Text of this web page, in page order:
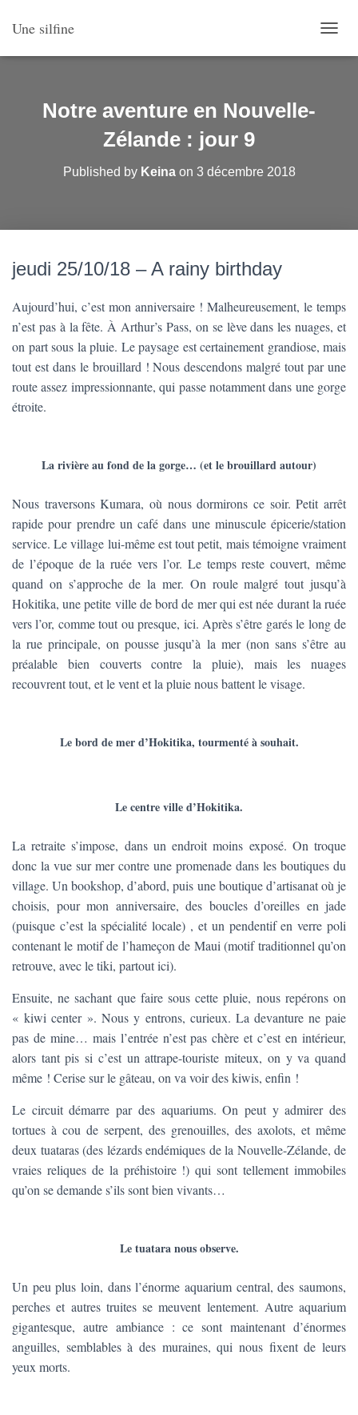
Une silfine
U
I
G
A
I
O
Notre aventure en Nouvelle-
Zélande : jour 9
Published by Keinaon 3 décembre 2018
jeudi 25/10/18 – A rainy birthday
Aujourd’hui, c’est mon anniversaire ! Malheureusement, le temps
n’est pas à la fête. À Arthur’s Pass, on se lève dans les nuages, et
on part sous la pluie. Le paysage est certainement grandiose, mais
tout est dans le brouillard ! Nous descendons malgré tout par une
route assez impressionnante, qui passe notamment dans une gorge
étroite.
La rivière au fond de la gorge… (et le brouillard autour)
Nous traversons Kumara, où nous dormirons ce soir. Petit arrêt
rapide pour prendre un café dans une minuscule épicerie/station
service. Le village lui-même est tout petit, mais témoigne vraiment
de l’époque de la ruée vers l’or. Le temps reste couvert, même
quand on s’approche de la mer. On roule malgré tout jusqu’à
Hokitika, une petite ville de bord de mer qui est née durant la ruée
vers l’or, comme tout ou presque, ici. Après s’être garés le long de
la rue principale, on pousse jusqu’à la mer (non sans s’être au
préalable bien couverts contre la pluie), mais les nuages
recouvrent tout, et le vent et la pluie nous battent le visage.
Le bord de mer d’Hokitika, tourmenté à souhait.
Le centre ville d’Hokitika.
La retraite s’impose, dans un endroit moins exposé. On troque
donc la vue sur mer contre une promenade dans les boutiques du
village. Un bookshop, d’abord, puis une boutique d’artisanat où je
choisis, pour mon anniversaire, des boucles d’oreilles en jade
(puisque c’est la spécialité locale) , et un pendentif en verre poli
contenant le motif de l’hameçon de Maui (motif traditionnel qu’on
retrouve, avec le tiki, partout ici).
Ensuite, ne sachant que faire sous cette pluie, nous repérons on
« kiwi center ». Nous y entrons, curieux. La devanture ne paie
pas de mine… mais l’entrée n’est pas chère et c’est en intérieur,
alors tant pis si c’est un attrape-touriste miteux, on y va quand
même ! Cerise sur le gâteau, on va voir des kiwis, enfin !
Le circuit démarre par des aquariums. On peut y admirer des
tortues à cou de serpent, des grenouilles, des axolots, et même
deux tuataras (des lézards endémiques de la Nouvelle-Zélande, de
vraies reliques de la préhistoire !) qui sont tellement immobiles
qu’on se demande s’ils sont bien vivants…
Le tuatara nous observe.
Un peu plus loin, dans l’énorme aquarium central, des saumons,
perches et autres truites se meuvent lentement. Autre aquarium
gigantesque, autre ambiance : ce sont maintenant d’énormes
anguilles, semblables à des muraines, qui nous fixent de leurs
yeux morts.